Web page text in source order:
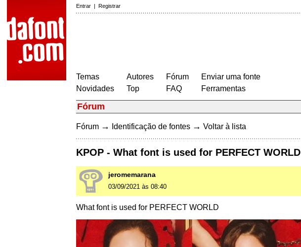
Entrar | Registrar
Temas
Novidades
Autores
Top
Fórum
FAQ
Enviar uma fonte
Ferramentas
Fórum
Fórum → Identificação de fontes → Voltar à lista
KPOP - What font is used for PERFECT WORLD
jeromemarana
03/09/2021 às 08:40
What font is used for PERFECT WORLD